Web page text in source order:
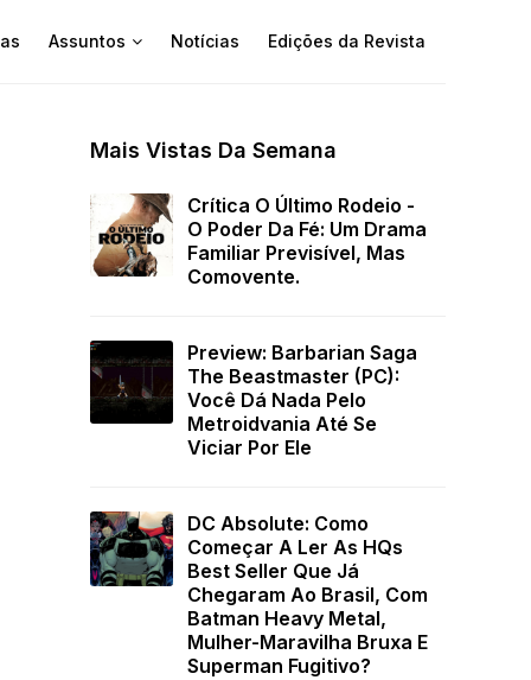
Assuntos Notícias Edições da Revista
Mais Vistas Da Semana
Crítica O Último Rodeio -
O Poder Da Fé: Um Drama
Familiar Previsível, Mas
Comovente.
Preview: Barbarian Saga
The Beastmaster (PC):
Você Dá Nada Pelo
Metroidvania Até Se
Viciar Por Ele
DC Absolute: Como
Começar A Ler As HQs
Best Seller Que Já
Chegaram Ao Brasil, Com
Batman Heavy Metal,
Mulher-Maravilha Bruxa E
Superman Fugitivo?